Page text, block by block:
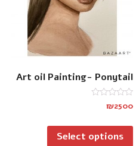
Art oil Painting- Ponytail
Rated
of
₪2500
Select options